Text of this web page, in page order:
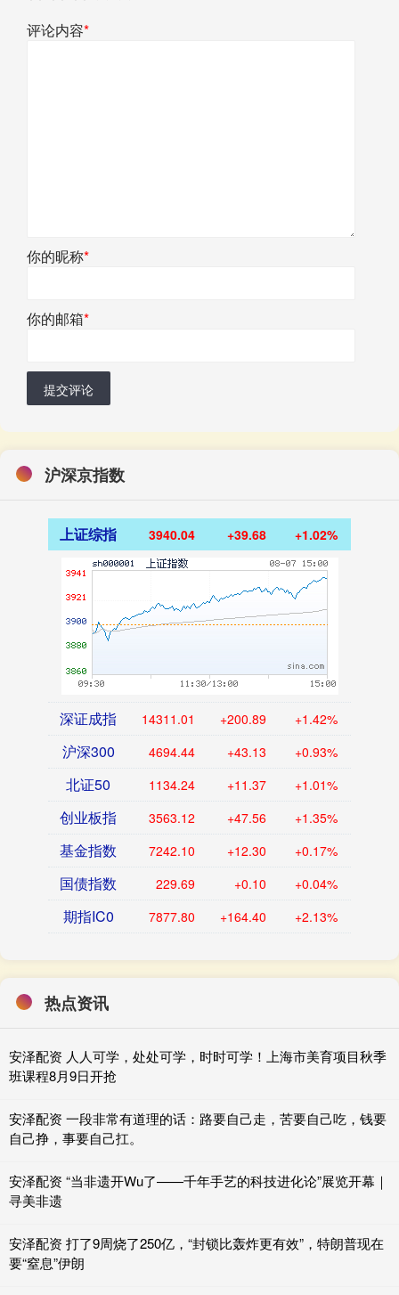
评论内容*
你的昵称*
你的邮箱*
提交评论
沪深京指数
上证综指 3940.04 +39.68 +1.02%
深证成指 14311.01 +200.89 +1.42%
沪深300 4694.44 +43.13 +0.93%
北证50 1134.24 +11.37 +1.01%
创业板指 3563.12 +47.56 +1.35%
基金指数 7242.10 +12.30 +0.17%
国债指数 229.69 +0.10 +0.04%
期指IC0 7877.80 +164.40 +2.13%
热点资讯
安泽配资 人人可学，处处可学，时时可学！上海市美育项目秋季
班课程8月9日开抢
安泽配资 一段非常有道理的话：路要自己走，苦要自己吃，钱要
自己挣，事要自己扛。
安泽配资 “当非遗开Wu了——千年手艺的科技进化论”展览开幕｜
寻美非遗
安泽配资 打了9周烧了250亿，“封锁比轰炸更有效”，特朗普现在
要“窒息”伊朗